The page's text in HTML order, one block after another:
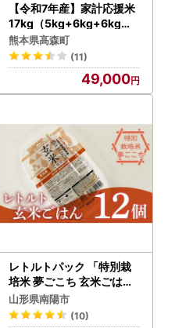
【令和7年産】家計応援米
17kg（5kg+6kg+6kg）
【2025年9月下旬より順
次発送開始】 ブレンド米
精米 お米 訳あり 米 おすす
め 人気 ランキング
熊本県高森町
(11)
49,000
レトルトパック 「特別栽
培米 夢ごこち 玄米ごはん
」 160g×12パック 『(株)
黒澤ファーム』 米 玄米 ご
山形県南陽市
(10)